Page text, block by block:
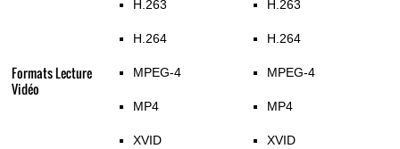
Formats Lecture
Vidéo
H.263
H.264
MPEG-4
MP4
XVID
H.263
H.264
MPEG-4
MP4
XVID